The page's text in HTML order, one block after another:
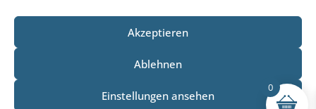
Akzeptieren
Ablehnen
Einstellungen ansehen
© 2025 DeinZaunvorhaben Alle Rechte vorbehalten
0